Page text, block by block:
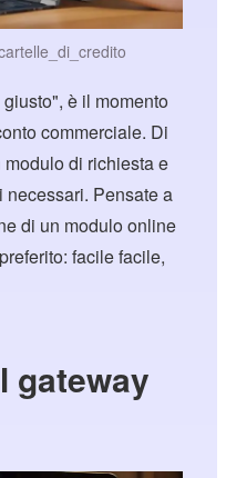
è il momento
commerciale. Di
di richiesta e
Pensate a
di un modulo online
facile facile,
gateway